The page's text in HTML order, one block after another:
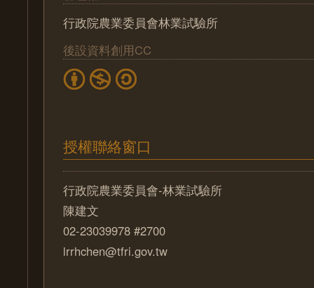
行政院農業委員會林業試驗所
後設資料創用CC
授權聯絡窗口
行政院農業委員會-林業試驗所
陳建文
02-23039978 #2700
lrrhchen@tfri.gov.tw